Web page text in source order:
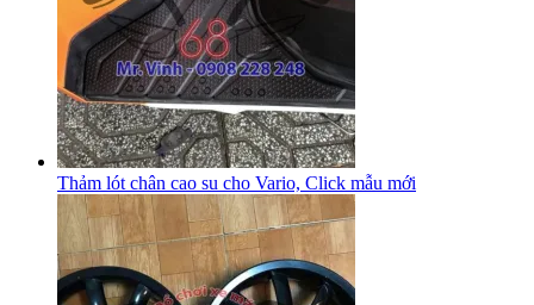
Thảm lót chân cao su cho Vario, Click mẫu mới